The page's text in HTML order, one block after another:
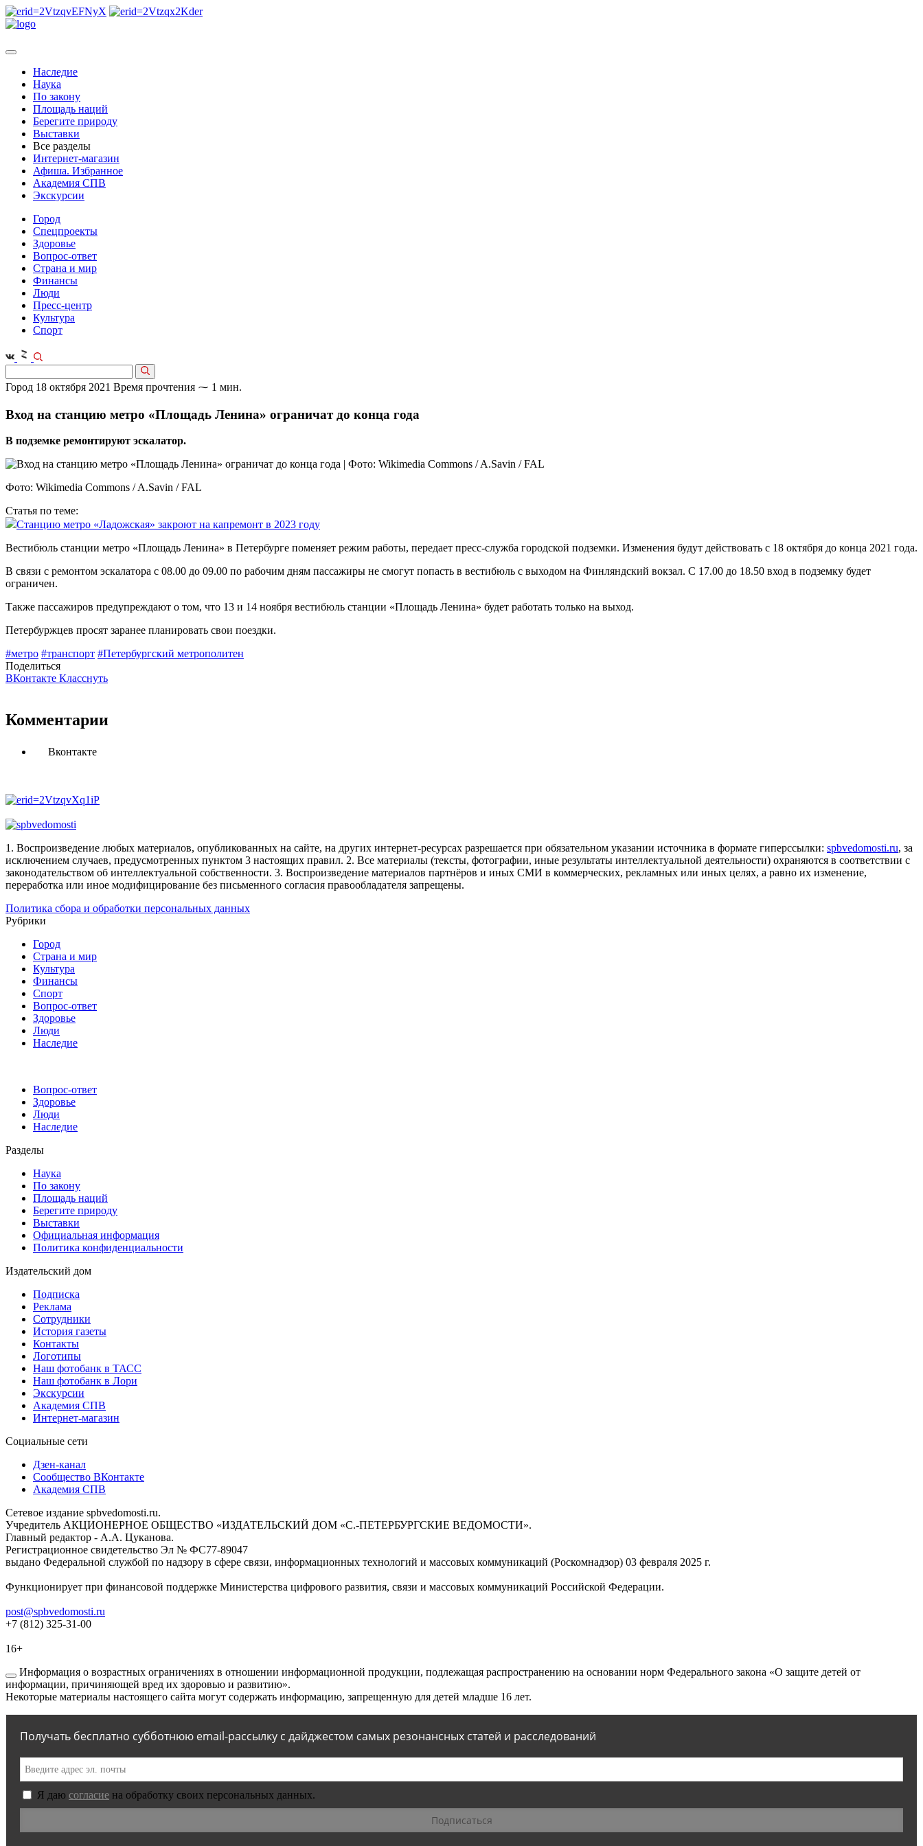
Наследие
Наука
По закону
Площадь наций
Берегите природу
Выставки
Все разделы
Интернет-магазин
Афиша. Избранное
Академия СПВ
Экскурсии
Город
Спецпроекты
Здоровье
Вопрос-ответ
Страна и мир
Финансы
Люди
Пресс-центр
Культура
Спорт
Город 18 октября 2021 Время прочтения ⁓ 1 мин.
Вход на станцию метро «Площадь Ленина» ограничат до конца года
В подземке ремонтируют эскалатор.
Фото: Wikimedia Commons / A.Savin / FAL
Статья по теме:
Станцию метро «Ладожская» закроют на капремонт в 2023 году
Вестибюль станции метро «Площадь Ленина» в Петербурге поменяет режим работы, передает пресс-служба городской подземки. Изменения будут действовать с 18 октября до конца 2021 года.
В связи с ремонтом эскалатора с 08.00 до 09.00 по рабочим дням пассажиры не смогут попасть в вестибюль с выходом на Финляндский вокзал. С 17.00 до 18.50 вход в подземку будет
ограничен.
Также пассажиров предупреждают о том, что 13 и 14 ноября вестибюль станции «Площадь Ленина» будет работать только на выход.
Петербуржцев просят заранее планировать свои поездки.
#метро #транспорт #Петербургский метрополитен
Поделиться
ВКонтакте Класснуть
Комментарии
Вконтакте
1. Воспроизведение любых материалов, опубликованных на сайте, на других интернет-ресурсах разрешается при обязательном указании источника в формате гиперссылки: spbvedomosti.ru, за
исключением случаев, предусмотренных пунктом 3 настоящих правил. 2. Все материалы (тексты, фотографии, иные результаты интеллектуальной деятельности) охраняются в соответствии с
законодательством об интеллектуальной собственности. 3. Воспроизведение материалов партнёров и иных СМИ в коммерческих, рекламных или иных целях, а равно их изменение,
переработка или иное модифицирование без письменного согласия правообладателя запрещены.
Политика сбора и обработки персональных данных
Рубрики
Город
Страна и мир
Культура
Финансы
Спорт
Вопрос-ответ
Здоровье
Люди
Наследие
Вопрос-ответ
Здоровье
Люди
Наследие
Разделы
Наука
По закону
Площадь наций
Берегите природу
Выставки
Официальная информация
Политика конфиденциальности
Издательский дом
Подписка
Реклама
Сотрудники
История газеты
Контакты
Логотипы
Наш фотобанк в ТАСС
Наш фотобанк в Лори
Экскурсии
Академия СПВ
Интернет-магазин
Социальные сети
Дзен-канал
Сообщество ВКонтакте
Академия СПВ
Сетевое издание spbvedomosti.ru.
Учредитель АКЦИОНЕРНОЕ ОБЩЕСТВО «ИЗДАТЕЛЬСКИЙ ДОМ «С.-ПЕТЕРБУРГСКИЕ ВЕДОМОСТИ».
Главный редактор - А.А. Цуканова.
Регистрационное свидетельство Эл № ФС77-89047
выдано Федеральной службой по надзору в сфере связи, информационных технологий и массовых коммуникаций (Роскомнадзор) 03 февраля 2025 г.
Функционирует при финансовой поддержке Министерства цифрового развития, связи и массовых коммуникаций Российской Федерации.
post@spbvedomosti.ru
+7 (812) 325-31-00
16+
Информация о возрастных ограничениях в отношении информационной продукции, подлежащая распространению на основании норм Федерального закона «О защите детей от
информации, причиняющей вред их здоровью и развитию».
Некоторые материалы настоящего сайта могут содержать информацию, запрещенную для детей младше 16 лет.
Получать бесплатно субботнюю email-рассылку с дайджестом самых резонансных статей и расследований
Я даю согласие на обработку своих персональных данных.